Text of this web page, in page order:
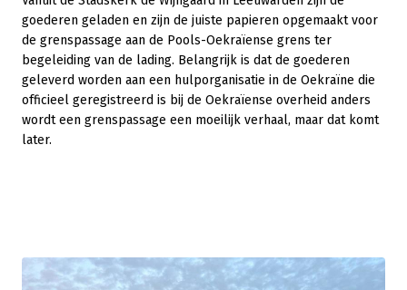
goederen geladen en zijn de juiste papieren opgemaakt voor
de grenspassage aan de Pools-Oekraïense grens ter
begeleiding van de lading. Belangrijk is dat de goederen
geleverd worden aan een hulporganisatie in de Oekraïne die
officieel geregistreerd is bij de Oekraïense overheid anders
wordt een grenspassage een moeilijk verhaal, maar dat komt
later.